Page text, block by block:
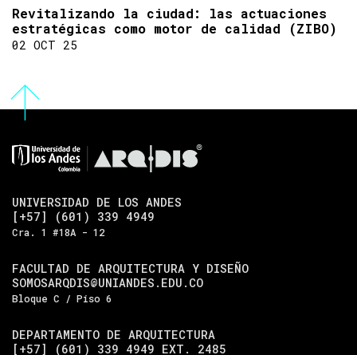
Revitalizando la ciudad: las actuaciones
estratégicas como motor de calidad (ZIBO)
02 OCT 25
UNIVERSIDAD DE LOS ANDES
[+57] (601) 339 4949
Cra. 1 #18A - 12
FACULTAD DE ARQUITECTURA Y DISEÑO
SOMOSARQDIS@UNIANDES.EDU.CO
Bloque C / Piso 6
DEPARTAMENTO DE ARQUITECTURA
[+57] (601) 339 4949 EXT. 2485